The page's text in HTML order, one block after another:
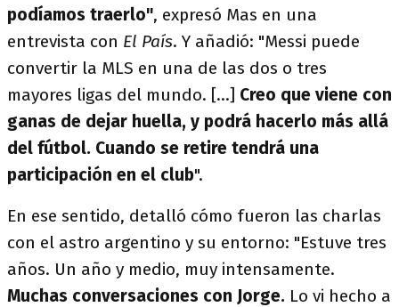
podíamos traerlo", expresó Mas en una
entrevista con El País. Y añadió: "Messi puede
convertir la MLS en una de las dos o tres
mayores ligas del mundo. [...] Creo que viene con
ganas de dejar huella, y podrá hacerlo más allá
del fútbol. Cuando se retire tendrá una
participación en el club".
En ese sentido, detalló cómo fueron las charlas
con el astro argentino y su entorno: "Estuve tres
años. Un año y medio, muy intensamente.
Muchas conversaciones con Jorge. Lo vi hecho a